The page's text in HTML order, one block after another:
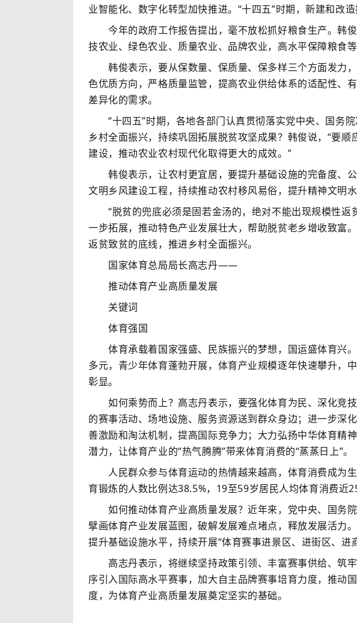
业智能化、数字化转型加快推进。“十四五”时期，新建和改
今年的政府工作报告提出，毫不放松抓好粮食生产。韩
技农业、绿色农业、质量农业、品牌农业，高水平保障粮食
韩俊表示，要从保数量、保质量、保多样三个方面发力，
色优质方向，严格质量监管，提高农业供给体系的适配性、
差异化的需求。
“十四五”时期，各地各部门认真贯彻落实党中央、国务院
乡村全面振兴，持续巩固拓展脱贫攻坚成果？韩俊说，“要
建设，推动农业农村现代化取得更大的成效。”
韩俊表示，让农村更宜居，要提升基础设施的完备度、
文明乡风建设工程，持续推动农村移风易俗，提升精神文明水
“脱贫的兜底必须是固若金汤的，绝对不能出现规模性返
一步拓展，推动特色产业发展壮大，帮助脱贫老乡增收致富
返贫致贫的底线，推进乡村全面振兴。
国家体育总局局长高志丹——
推动体育产业高质量发展
关键词
体育强国
体育承载着国家强盛、民族振兴的梦想，国运盛体育兴。
多元，青少年体育蓬勃开展，体育产业规模逐年快速攀升，
彰显。
如何乘势而上？高志丹表示，要强化体育为民、深化竞
的赛事活动、场地设施、服务资源送到群众身边；进一步深
善激励和淘汰机制，提高国际竞争力；大力弘扬中华体育精
潜力，让体育产业的“热气腾腾”带来体育消费的“蒸蒸日上”。
人民群众参与体育运动的热情越来越高，体育消费成为
育锻炼的人数比例达38.5%，19至59岁居民人均体育消费近
如何推动体育产业高质量发展？近年来，党中央、国务
擘画体育产业发展蓝图，破解发展难点堵点，释放发展活力
提升基础设施水平，持续开展“体育赛事进景区、进街区、
高志丹表示，将继续坚持政策引领、丰富赛事供给、筑
序引入国际高水平赛事，加大自主品牌赛事培育力度，推动
度，为体育产业高质量发展奠定坚实的基础。